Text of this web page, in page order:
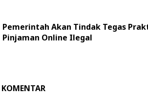
Pemerintah Akan Tindak Tegas
Pinjaman Online Ilegal
KOMENTAR